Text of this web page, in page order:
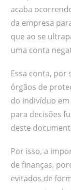
acaba
da empresa
que ao se
uma conta
Essa conta, por
órgãos de
do indivíduo
para decisões
deste
Por isso, a
de finanças,
evitados de